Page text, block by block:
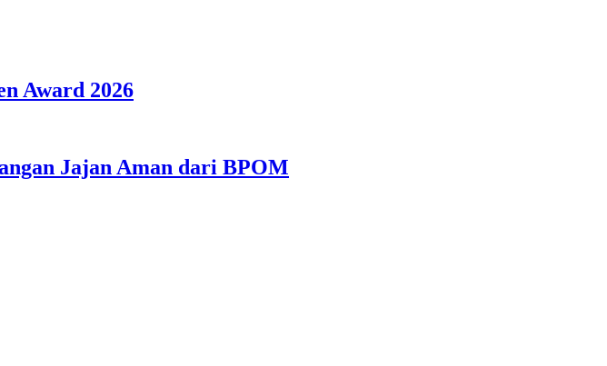
Award 2026
Jajan Aman dari BPOM